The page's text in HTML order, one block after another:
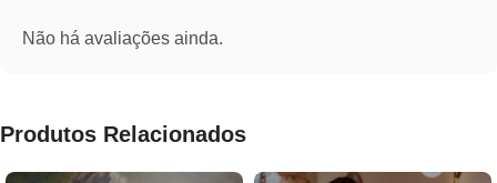
Não há avaliações ainda.
Produtos Relacionados